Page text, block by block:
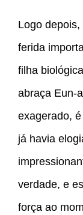
Logo
ferida
filha
abraça Eun-
exagerado,
já havia
verdade, e
força ao